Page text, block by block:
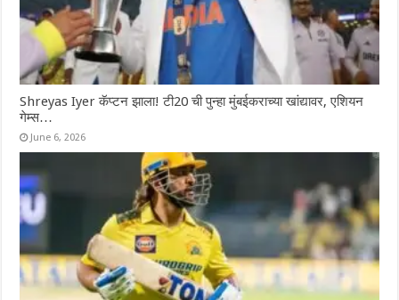
Shreyas Iyer कॅप्टन झाला! टी20 ची पुन्हा मुंबईकराच्या खांद्यावर, एशियन
गेम्स…
June 6, 2026